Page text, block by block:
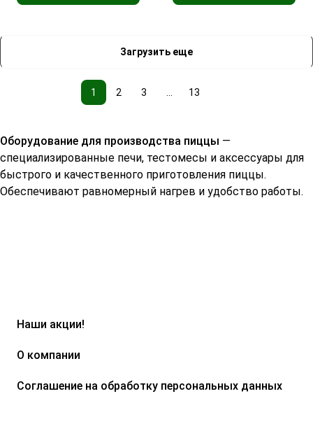
Загрузить еще
1 2 3 ... 13
Оборудование для производства пиццы —
специализированные печи, тестомесы и аксессуары для
быстрого и качественного приготовления пиццы.
Обеспечивают равномерный нагрев и удобство работы.
Наши акции!
О компании
Соглашение на обработку персональных данных